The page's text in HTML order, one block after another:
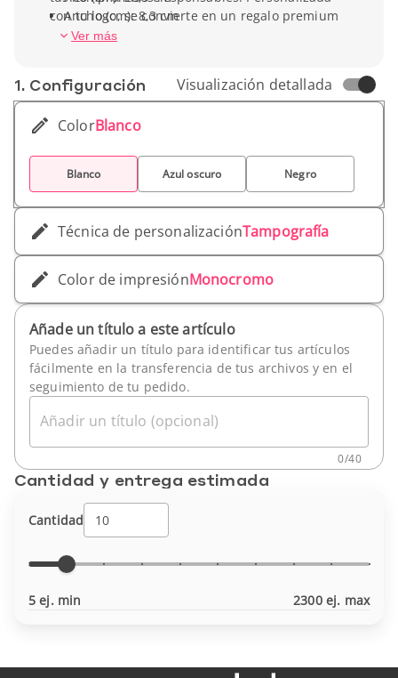
con tu logo, se convierte en un regalo premium
muy apreciado, ideal para reforzar tu imagen
Ancho (cm): 8,3 cm
Capacidad: 1L
Ver más
1. Conf­iguración Visualización detallada
ColorBlanco
Blanco Azul oscuro Negro
Técnica de personalizaciónTampografía
Color de impresiónMonocromo
Añade un título a este artículo
Puedes añadir un título para identificar tus artículos
fácilmente en la transferencia de tus archivos y en el
seguimiento de tu pedido.
Añadir un título (opcional)
0/40
Cantidad y entrega estimada
Cantidad
5 ej. min 2300 ej. max